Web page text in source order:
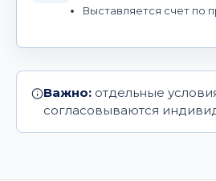
Выставляется счет по
Важно: отдельные
согласовываются